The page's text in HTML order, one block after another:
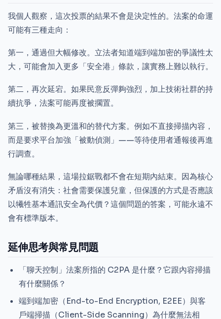
我個人觀察，這次投票的結果不會是決定性的。法案的命運
可能有三種走向：
第一，通過但大幅修改。立法者知道端到端加密的爭議性太
大，可能會加入更多「安全港」條款，讓實務上難以執行。
第二，再次延宕。如果民意反彈夠強烈，加上技術社群的持
續抗爭，法案可能再度被擱置。
第三，被替換為更溫和的替代方案。例如不直接掃描內容，
而是要求平台加強「被動偵測」——等待使用者通報後再進
行調查。
無論哪種結果，這場拉鋸戰都不會在短期內結束。因為核心
矛盾沒有消失：社會需要保護兒童，但保護的方式是否應該
以犧牲基本通訊安全為代價？這個問題的答案，可能永遠不
會有標準版本。
延伸思考與常見問題
「聊天控制」法案所指的 C2PA 是什麼？它跟內容掃描
有什麼關係？
端到端加密（End-to-End Encryption, E2EE）與客
戶端掃描（Client-Side Scanning）為什麼無法相